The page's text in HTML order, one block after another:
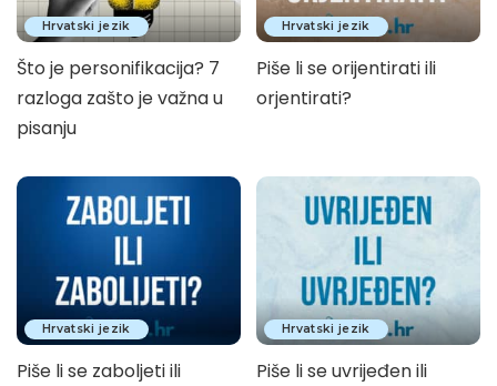
Hrvatski jezik
Što je personifikacija? 7
razloga zašto je važna u
pisanju
Hrvatski jezik
Piše li se orijentirati ili
orjentirati?
Hrvatski jezik
Piše li se zaboljeti ili
Hrvatski jezik
Piše li se uvrijeđen ili